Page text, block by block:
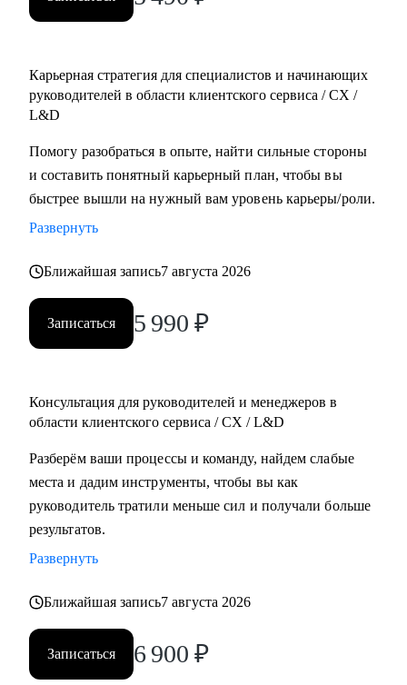
Карьерная стратегия для специалистов и начинающих
руководителей в области клиентского сервиса / СХ /
L&D
Помогу разобраться в опыте, найти сильные стороны
и составить понятный карьерный план, чтобы вы
быстрее вышли на нужный вам уровень карьеры/роли.
Развернуть
Ближайшая запись7 августа 2026
Записаться 5 990 ₽
Консультация для руководителей и менеджеров в
области клиентского сервиса / СХ / L&D
Разберём ваши процессы и команду, найдем слабые
места и дадим инструменты, чтобы вы как
руководитель тратили меньше сил и получали больше
результатов.
Развернуть
Ближайшая запись7 августа 2026
Записаться 6 900 ₽